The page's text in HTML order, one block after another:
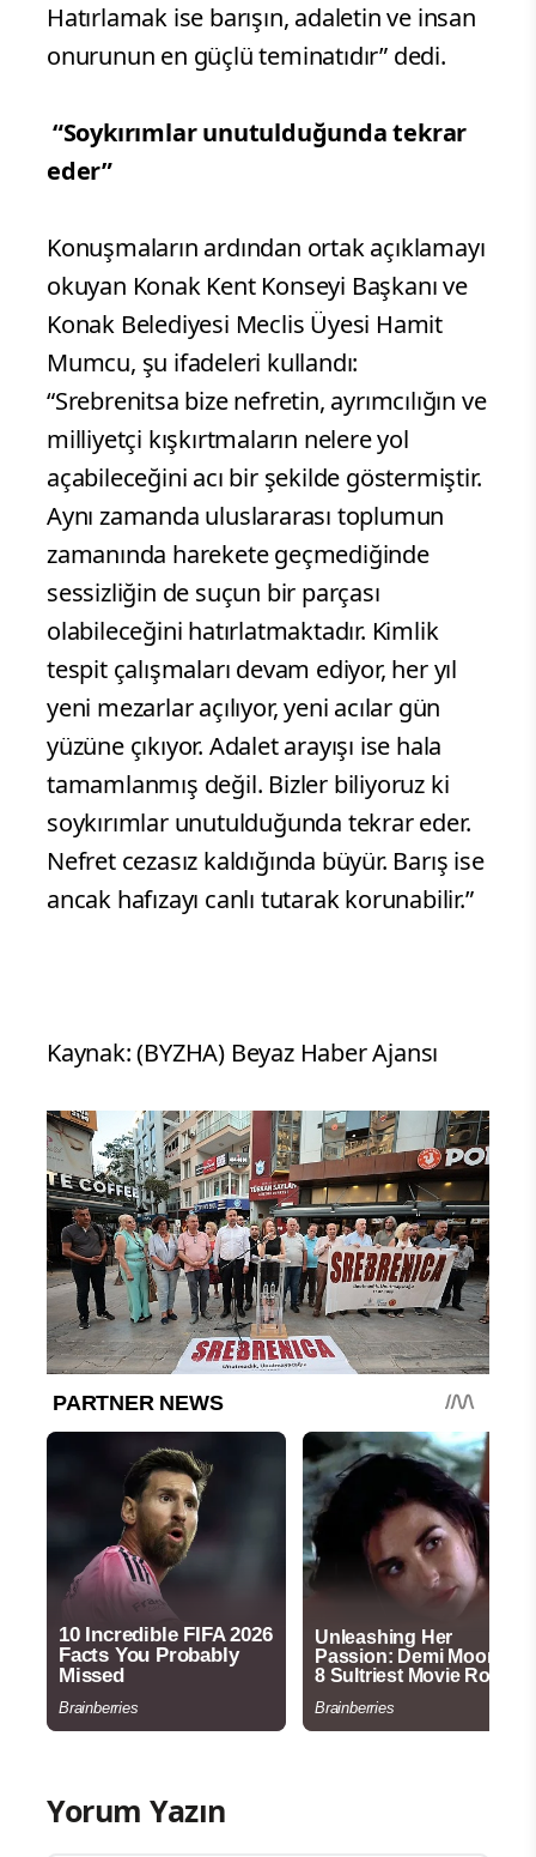
Hatırlamak ise barışın, adaletin ve insan
onurunun en güçlü teminatıdır” dedi.
“Soykırımlar unutulduğunda tekrar
eder”
Konuşmaların ardından ortak açıklamayı
okuyan Konak Kent Konseyi Başkanı ve
Konak Belediyesi Meclis Üyesi Hamit
Mumcu, şu ifadeleri kullandı:
“Srebrenitsa bize nefretin, ayrımcılığın ve
milliyetçi kışkırtmaların nelere yol
açabileceğini acı bir şekilde göstermiştir.
Aynı zamanda uluslararası toplumun
zamanında harekete geçmediğinde
sessizliğin de suçun bir parçası
olabileceğini hatırlatmaktadır. Kimlik
tespit çalışmaları devam ediyor, her yıl
yeni mezarlar açılıyor, yeni acılar gün
yüzüne çıkıyor. Adalet arayışı ise hala
tamamlanmış değil. Bizler biliyoruz ki
soykırımlar unutulduğunda tekrar eder.
Nefret cezasız kaldığında büyür. Barış ise
ancak hafızayı canlı tutarak korunabilir.”
Kaynak: (BYZHA) Beyaz Haber Ajansı
Yorum Yazın